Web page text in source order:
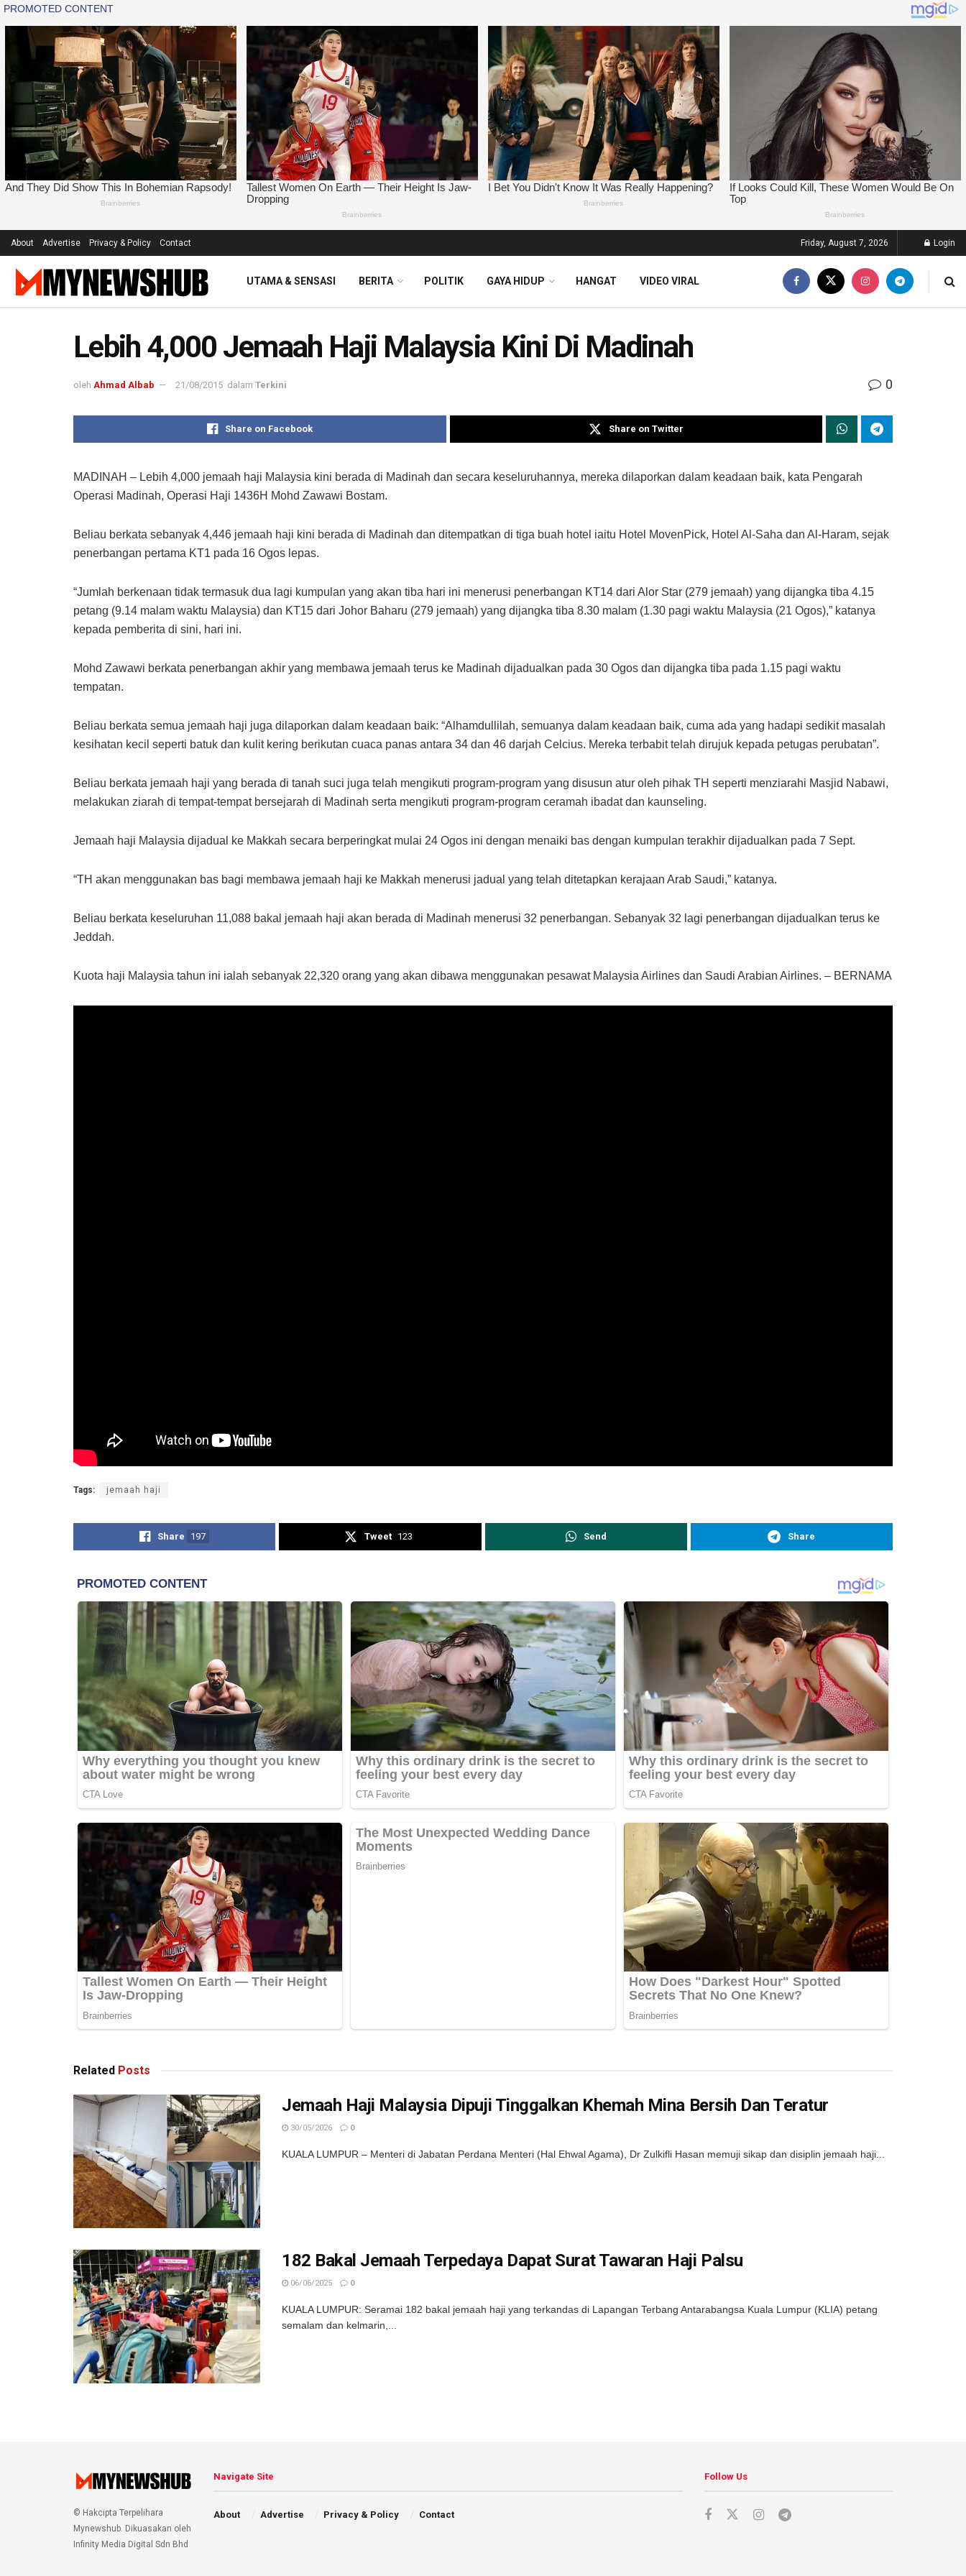
About Advertise Privacy & Policy Contact Friday, August 7, 2026 Login
UTAMA & SENSASI BERITA POLITIK GAYA HIDUP HANGAT VIDEO VIRAL
Lebih 4,000 Jemaah Haji Malaysia Kini Di Madinah
oleh Ahmad Albab 21/08/2015 dalam Terkini 0
Share on Facebook Share on Twitter
MADINAH – Lebih 4,000 jemaah haji Malaysia kini berada di Madinah dan secara keseluruhannya, mereka dilaporkan dalam keadaan baik, kata Pengarah
Operasi Madinah, Operasi Haji 1436H Mohd Zawawi Bostam.
Beliau berkata sebanyak 4,446 jemaah haji kini berada di Madinah dan ditempatkan di tiga buah hotel iaitu Hotel MovenPick, Hotel Al-Saha dan Al-Haram, sejak
penerbangan pertama KT1 pada 16 Ogos lepas.
“Jumlah berkenaan tidak termasuk dua lagi kumpulan yang akan tiba hari ini menerusi penerbangan KT14 dari Alor Star (279 jemaah) yang dijangka tiba 4.15
petang (9.14 malam waktu Malaysia) dan KT15 dari Johor Baharu (279 jemaah) yang dijangka tiba 8.30 malam (1.30 pagi waktu Malaysia (21 Ogos),” katanya
kepada pemberita di sini, hari ini.
Mohd Zawawi berkata penerbangan akhir yang membawa jemaah terus ke Madinah dijadualkan pada 30 Ogos dan dijangka tiba pada 1.15 pagi waktu
tempatan.
Beliau berkata semua jemaah haji juga dilaporkan dalam keadaan baik: “Alhamdullilah, semuanya dalam keadaan baik, cuma ada yang hadapi sedikit masalah
kesihatan kecil seperti batuk dan kulit kering berikutan cuaca panas antara 34 dan 46 darjah Celcius. Mereka terbabit telah dirujuk kepada petugas perubatan”.
Beliau berkata jemaah haji yang berada di tanah suci juga telah mengikuti program-program yang disusun atur oleh pihak TH seperti menziarahi Masjid Nabawi,
melakukan ziarah di tempat-tempat bersejarah di Madinah serta mengikuti program-program ceramah ibadat dan kaunseling.
Jemaah haji Malaysia dijadual ke Makkah secara berperingkat mulai 24 Ogos ini dengan menaiki bas dengan kumpulan terakhir dijadualkan pada 7 Sept.
“TH akan menggunakan bas bagi membawa jemaah haji ke Makkah menerusi jadual yang telah ditetapkan kerajaan Arab Saudi,” katanya.
Beliau berkata keseluruhan 11,088 bakal jemaah haji akan berada di Madinah menerusi 32 penerbangan. Sebanyak 32 lagi penerbangan dijadualkan terus ke
Jeddah.
Kuota haji Malaysia tahun ini ialah sebanyak 22,320 orang yang akan dibawa menggunakan pesawat Malaysia Airlines dan Saudi Arabian Airlines. – BERNAMA
Tags: jemaah haji
Share 197 Tweet 123 Send Share
Related Posts
Jemaah Haji Malaysia Dipuji Tinggalkan Khemah Mina Bersih Dan Teratur
30/05/2026 0
KUALA LUMPUR – Menteri di Jabatan Perdana Menteri (Hal Ehwal Agama), Dr Zulkifli Hasan memuji sikap dan disiplin jemaah haji...
182 Bakal Jemaah Terpedaya Dapat Surat Tawaran Haji Palsu
06/06/2025 0
KUALA LUMPUR: Seramai 182 bakal jemaah haji yang terkandas di Lapangan Terbang Antarabangsa Kuala Lumpur (KLIA) petang
semalam dan kelmarin,...
© Hakcipta Terpelihara
Mynewshub. Dikuasakan oleh
Infinity Media Digital Sdn Bhd
Navigate Site
About Advertise Privacy & Policy Contact
Follow Us